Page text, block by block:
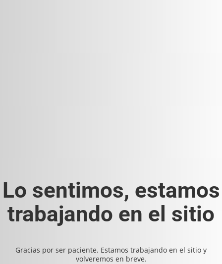
Lo sentimos, estamos
trabajando en el sitio
Gracias por ser paciente. Estamos trabajando en el sitio y
volveremos en breve.